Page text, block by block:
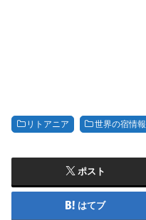
リトアニア 世界の宿情報
ポスト
はてブ